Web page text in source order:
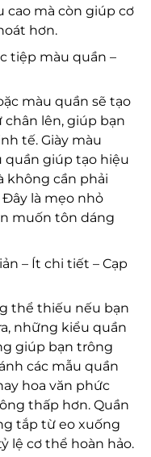
cao mà còn giúp cơ
hơn.
tiệp màu quần –
màu quần sẽ tạo
lên, giúp bạn
tế. Giày màu
quần giúp tạo hiệu
không cần phải
là mẹo nhỏ
muốn tôn dáng
– Ít chi tiết – Cạp
thể thiếu nếu bạn
những kiểu quần
giúp bạn trông
các mẫu quần
hoa văn phức
thấp hơn. Quần
tắp từ eo xuống
lệ cơ thể hoàn hảo.